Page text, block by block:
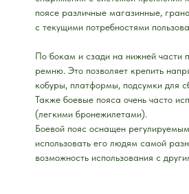
поясе различные магазинные,
с текущими потребностями
По бокам и сзади на нижней части
ремню. Это позволяет крепить
кобуры, платформы, подсумки для
Также боевые пояса очень часто
(легкими бронежилетами).
Боевой пояс оснащен
использовать его людям самой
возможность использования с